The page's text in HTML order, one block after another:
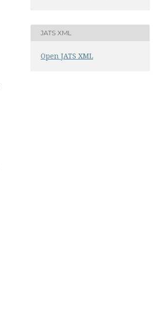
JATS XML
Open JATS XML